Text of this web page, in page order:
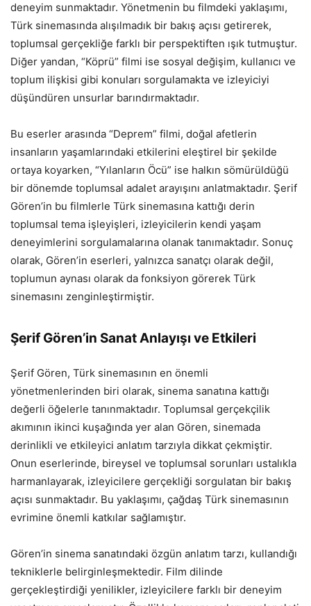
deneyim sunmaktadır. Yönetmenin bu filmdeki yaklaşımı,
Türk sinemasında alışılmadık bir bakış açısı getirerek,
toplumsal gerçekliğe farklı bir perspektiften ışık tutmuştur.
Diğer yandan, “Köprü” filmi ise sosyal değişim, kullanıcı ve
toplum ilişkisi gibi konuları sorgulamakta ve izleyiciyi
düşündüren unsurlar barındırmaktadır.
Bu eserler arasında “Deprem” filmi, doğal afetlerin
insanların yaşamlarındaki etkilerini eleştirel bir şekilde
ortaya koyarken, “Yılanların Öcü” ise halkın sömürüldüğü
bir dönemde toplumsal adalet arayışını anlatmaktadır. Şerif
Gören’in bu filmlerle Türk sinemasına kattığı derin
toplumsal tema işleyişleri, izleyicilerin kendi yaşam
deneyimlerini sorgulamalarına olanak tanımaktadır. Sonuç
olarak, Gören’in eserleri, yalnızca sanatçı olarak değil,
toplumun aynası olarak da fonksiyon görerek Türk
sinemasını zenginleştirmiştir.
Şerif Gören’in Sanat Anlayışı ve Etkileri
Şerif Gören, Türk sinemasının en önemli
yönetmenlerinden biri olarak, sinema sanatına kattığı
değerli öğelerle tanınmaktadır. Toplumsal gerçekçilik
akımının ikinci kuşağında yer alan Gören, sinemada
derinlikli ve etkileyici anlatım tarzıyla dikkat çekmiştir.
Onun eserlerinde, bireysel ve toplumsal sorunları ustalıkla
harmanlayarak, izleyicilere gerçekliği sorgulatan bir bakış
açısı sunmaktadır. Bu yaklaşımı, çağdaş Türk sinemasının
evrimine önemli katkılar sağlamıştır.
Gören’in sinema sanatındaki özgün anlatım tarzı, kullandığı
tekniklerle belirginleşmektedir. Film dilinde
gerçekleştirdiği yenilikler, izleyicilere farklı bir deneyim